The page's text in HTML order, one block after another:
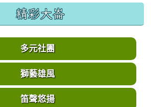
精彩大崙
多元社團
獅藝雄風
笛聲悠揚